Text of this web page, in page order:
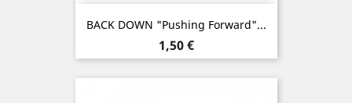
BACK DOWN "Pushing Forward"...
Prix
1,50 €